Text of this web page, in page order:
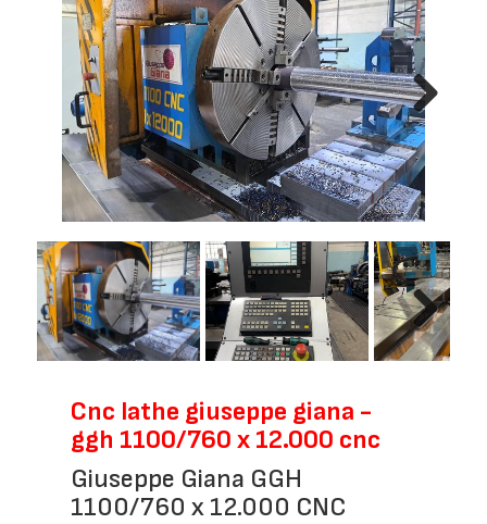
Next
Next
Cnc lathe giuseppe giana -
ggh 1100/760 x 12.000 cnc
Giuseppe Giana GGH
1100/760 x 12.000 CNC